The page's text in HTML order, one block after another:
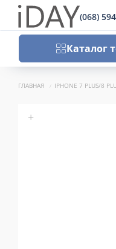
(068)
Каталог
ГЛАВНАЯ IPHONE 7 PLUS/8
+